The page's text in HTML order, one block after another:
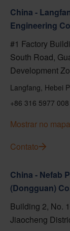
China -
Engineering
#1 Factory
South Road,
Development
Langfang, Hebei
+86 316 5977 008
Mostrar no mapa
Contato
China - Nefab
(Dongguan)
Building 2, No.
Jiaocheng